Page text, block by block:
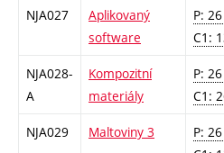
NJA027
Aplikovaný
software
P:
C1:
NJA028-
A
Kompozitní
materiály
P:
C1:
NJA029 Maltoviny 3
P: